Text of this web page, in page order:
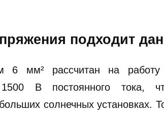
подходит
6 мм² рассчитан на
В постоянного тока,
солнечных установках.